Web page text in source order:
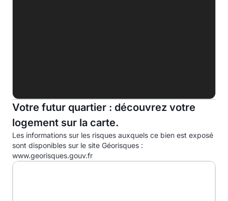
C
D
E
F
Votre futur quartier : découvrez votre
logement sur la carte.
Les informations sur les risques auxquels ce bien est exposé
sont disponibles sur le site Géorisques :
www.georisques.gouv.fr